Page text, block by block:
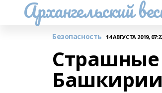
Архангельский
Безопасность 14 АВГУСТА 2019,
Страшные
Башкирии